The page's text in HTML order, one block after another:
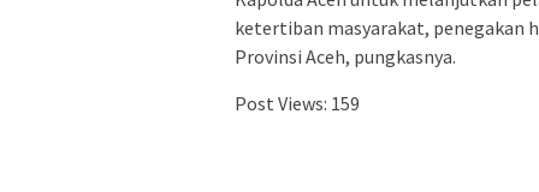
ketertiban masyarakat, penegakan
Provinsi Aceh, pungkasnya.
Post Views: 159